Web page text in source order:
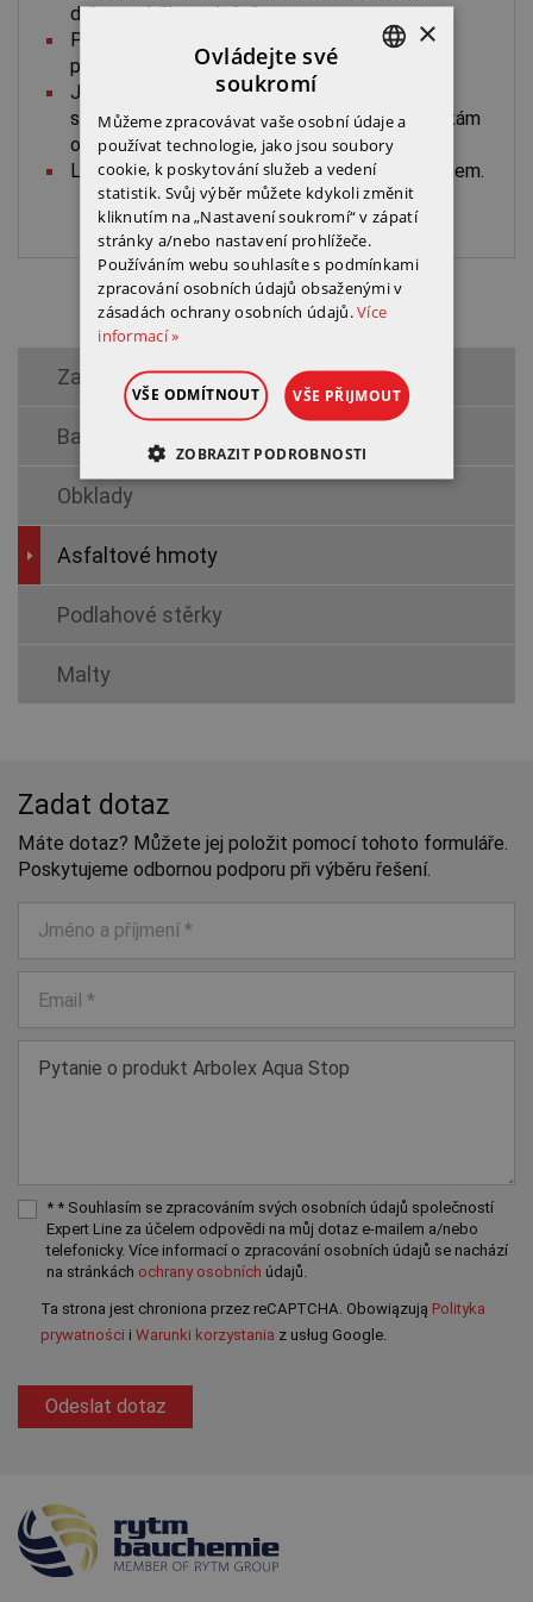
dokonce během deště.
Pružný tmel, který dokáže vyrovnat i velké
pohyby podkladu, vodotěsný.
Je odolný vůči atmosférickým podmínkám,
slabým kyselinám a zásadám a agresivním látkám
obsaženým v půdě.
Lze jej použít v přímém kontaktu s polystyrenem.
Zateplení
Barvy a základní nátěry
Obklady
Asfaltové hmoty
Podlahové stěrky
Malty
Zadat dotaz
Máte dotaz? Můžete jej položit pomocí tohoto formuláře.
Poskytujeme odbornou podporu při výběru řešení.
* * Souhlasím se zpracováním svých osobních údajů společností
Expert Line za účelem odpovědi na můj dotaz e-mailem a/nebo
telefonicky. Více informací o zpracování osobních údajů se nachází
na stránkách ochrany osobních údajů.
Ta strona jest chroniona przez reCAPTCHA. Obowiązują Polityka
prywatności i Warunki korzystania z usług Google.
Odeslat dotaz
CZECH
×
Ovládejte své
soukromí
Můžeme zpracovávat vaše osobní údaje a
používat technologie, jako jsou soubory
cookie, k poskytování služeb a vedení
statistik. Svůj výběr můžete kdykoli změnit
kliknutím na „Nastavení soukromí“ v zápatí
stránky a/nebo nastavení prohlížeče.
Používáním webu souhlasíte s podmínkami
zpracování osobních údajů obsaženými v
zásadách ochrany osobních údajů.Více
informací »
VŠE PŘIJMOUT
VŠE ODMÍTNOUT
ZOBRAZIT PODROBNOSTI